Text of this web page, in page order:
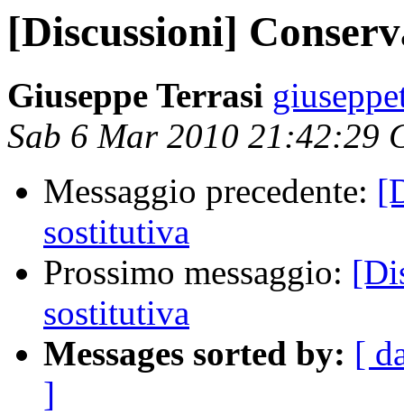
[Discussioni]
Giuseppe Terrasi
Sab 6 Mar 2010 21:42:29
Messaggio precedente:
sostitutiva
Prossimo messaggio:
sostitutiva
Messages sorted by: [
]